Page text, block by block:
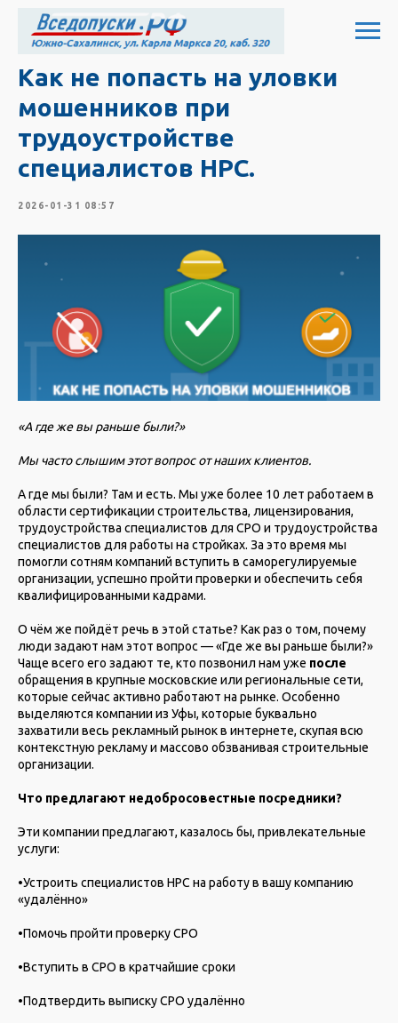
Как не попасть на уловки
мошенников при
трудоустройстве
специалистов НРС.
2026-01-31 08:57
«А где же вы раньше были?»
Мы часто слышим этот вопрос от наших клиентов.
А где мы были? Там и есть. Мы уже более 10 лет работаем в
области сертификации строительства, лицензирования,
трудоустройства специалистов для СРО и трудоустройства
специалистов для работы на стройках. За это время мы
помогли сотням компаний вступить в саморегулируемые
организации, успешно пройти проверки и обеспечить себя
квалифицированными кадрами.
О чём же пойдёт речь в этой статье? Как раз о том, почему
люди задают нам этот вопрос — «Где же вы раньше были?»
Чаще всего его задают те, кто позвонил нам уже после
обращения в крупные московские или региональные сети,
которые сейчас активно работают на рынке. Особенно
выделяются компании из Уфы, которые буквально
захватили весь рекламный рынок в интернете, скупая всю
контекстную рекламу и массово обзванивая строительные
организации.
Что предлагают недобросовестные посредники?
Эти компании предлагают, казалось бы, привлекательные
услуги:
•Устроить специалистов НРС на работу в вашу компанию
«удалённо»
•Помочь пройти проверку СРО
•Вступить в СРО в кратчайшие сроки
•Подтвердить выписку СРО удалённо